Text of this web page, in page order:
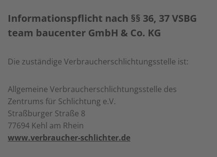
Informationspflicht nach §§ 36, 37 VSBG
team baucenter GmbH & Co. KG
Die zuständige Verbraucherschlichtungsstelle ist:
Allgemeine Verbraucherschlichtungsstelle des
Zentrums für Schlichtung e.V.
Straßburger Straße 8
77694 Kehl am Rhein
www.verbraucher-schlichter.de